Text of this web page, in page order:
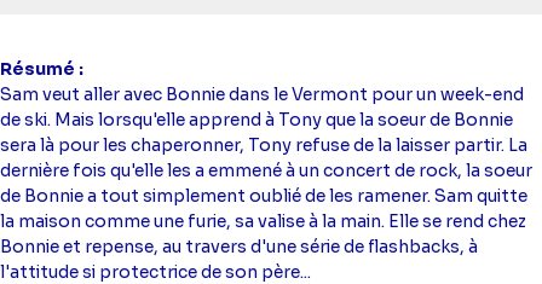
Résumé
Sam veut aller avec Bonnie dans le Vermont pour un week-end
de ski. Mais lorsqu'elle apprend à Tony que la soeur de Bonnie
sera là pour les chaperonner, Tony refuse de la laisser partir. La
dernière fois qu'elle les a emmené à un concert de rock, la soeur
de Bonnie a tout simplement oublié de les ramener. Sam quitte
la maison comme une furie, sa valise à la main. Elle se rend chez
Bonnie et repense, au travers d'une série de flashbacks, à
l'attitude si protectrice de son père...